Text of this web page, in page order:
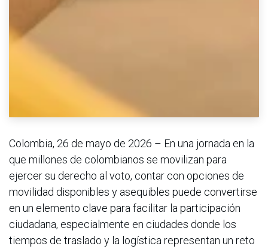
Colombia, 26 de mayo de 2026 – En una jornada en la
que millones de colombianos se movilizan para
ejercer su derecho al voto, contar con opciones de
movilidad disponibles y asequibles puede convertirse
en un elemento clave para facilitar la participación
ciudadana, especialmente en ciudades donde los
tiempos de traslado y la logística representan un reto